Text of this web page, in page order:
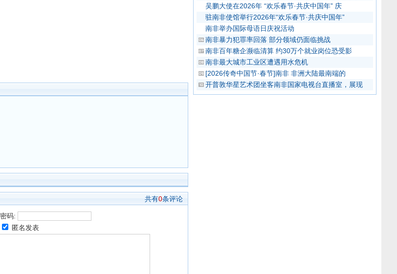
共有0条评论
密码:
匿名发表
吴鹏大使在2026年 “欢乐春节·共庆中国年” 庆
驻南非使馆举行2026年“欢乐春节·共庆中国年”
南非举办国际母语日庆祝活动
南非暴力犯罪率回落 部分领域仍面临挑战
南非百年糖企濒临清算 约30万个就业岗位恐受影
南非最大城市工业区遭遇用水危机
[2026传奇中国节·春节]南非 非洲大陆最南端的
开普敦华星艺术团坐客南非国家电视台直播室，展现